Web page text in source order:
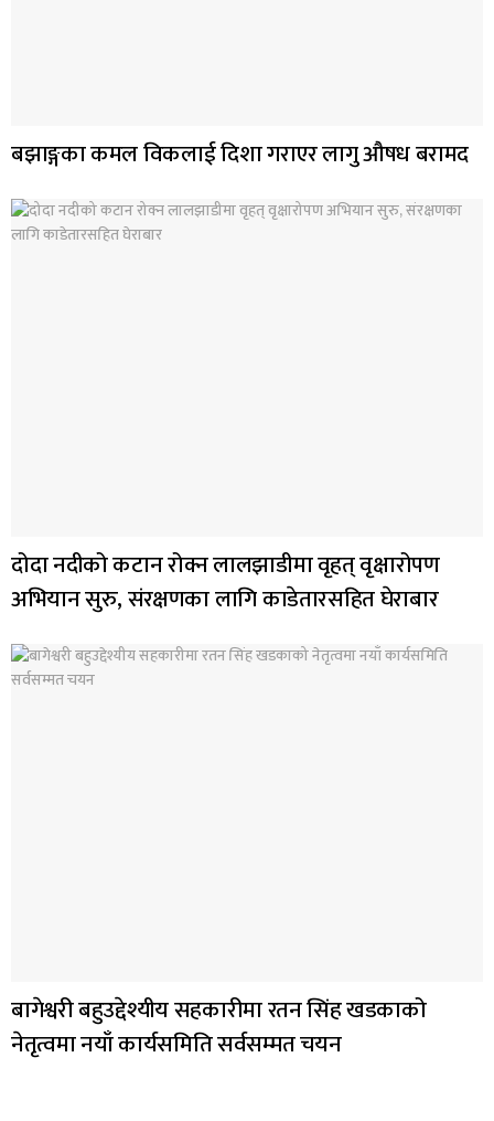
बझाङ्गका कमल विकलाई दिशा गराएर लागु औषध बरामद
दोदा नदीको कटान रोक्न लालझाडीमा वृहत् वृक्षारोपण
अभियान सुरु, संरक्षणका लागि काडेतारसहित घेराबार
बागेश्वरी बहुउद्देश्यीय सहकारीमा रतन सिंह खडकाको
नेतृत्वमा नयाँ कार्यसमिति सर्वसम्मत चयन